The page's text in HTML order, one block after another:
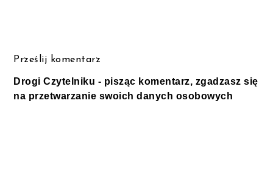
Prześlij komentarz
Drogi Czytelniku - pisząc komentarz, zgadzasz się
na przetwarzanie swoich danych osobowych